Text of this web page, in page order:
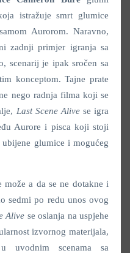
istražuje smrt glumice
Aurorom. Naravno,
zadnji primjer igranja sa
scenarij je ipak sročen sa
konceptom. Tajne prate
nego radnja filma koji se
Last Scene Alivese igra
Aurore i pisca koji stoji
glumice i mogućeg
može a da se ne dotakne i
sedmi po redu unos ovog
Alive se oslanja na uspjehe
izvornog materijala,
scenama sa